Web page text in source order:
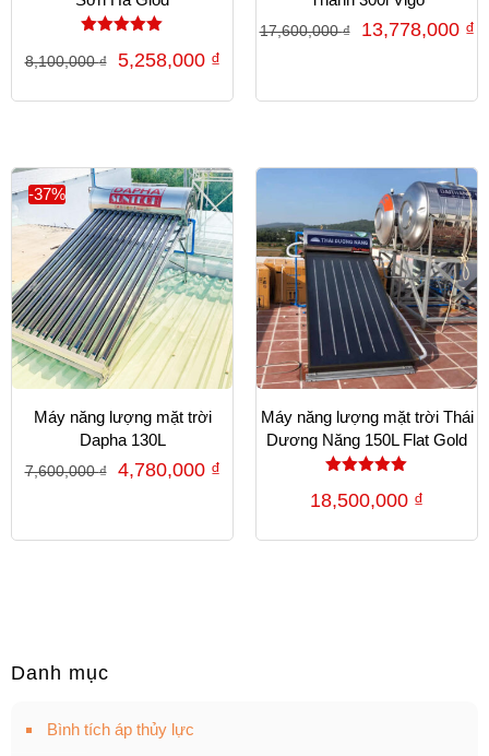
hạng
8,100,000₫ 5,258,000 ₫
17,600,000₫ 13,778,000 ₫
-37%
Máy năng lượng mặt trời
Dapha 130L
7,600,000₫ 4,780,000 ₫
Máy năng lượng mặt trời Thái
Dương Năng 150L Flat Gold
hạng
18,500,000 ₫
Danh mục
Bình tích áp thủy lực